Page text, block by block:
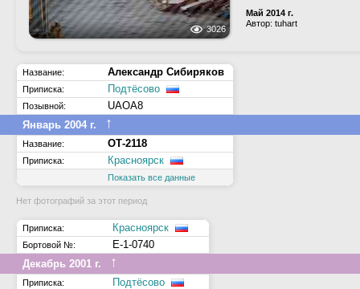
3026
Май 2014 г.
Автор: tuhart
Название: Александр Сибиряков
Приписка: Подтёсово
Позывной:
UAOA8
Январь 2004 г.
↑
Название: ОТ-2118
Приписка: Красноярск
Показать все данные
Нет фотографий за этот период
Приписка: Красноярск
Бортовой №:
Е-1-0740
Декабрь 2001 г.
↑
Приписка: Подтёсово